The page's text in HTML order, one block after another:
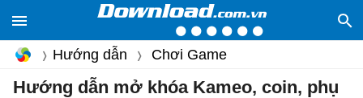
Hướng dẫn Chơi Game
Hướng dẫn mở khóa Kameo, coin, phụ